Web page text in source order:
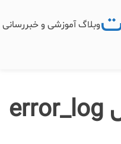
وبلاگ آموزشی و
مشکل error_log